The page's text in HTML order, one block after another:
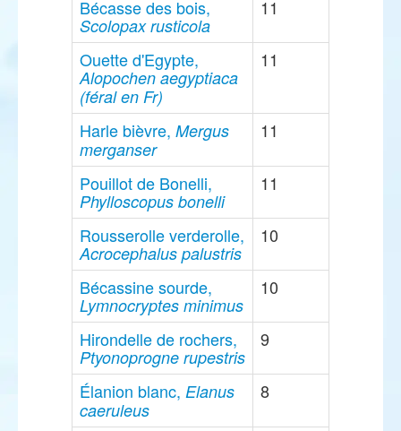
Bécasse des bois,
Scolopax rusticola
11
Ouette d'Egypte,
Alopochen aegyptiaca
(féral en Fr)
11
Harle bièvre, Mergus
merganser
11
Pouillot de Bonelli,
Phylloscopus bonelli
11
Rousserolle verderolle,
Acrocephalus palustris
10
Bécassine sourde,
Lymnocryptes minimus
10
Hirondelle de rochers,
Ptyonoprogne rupestris
9
Élanion blanc, Elanus
caeruleus
8